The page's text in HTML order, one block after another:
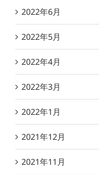
2022年6月
2022年5月
2022年4月
2022年3月
2022年1月
2021年12月
2021年11月